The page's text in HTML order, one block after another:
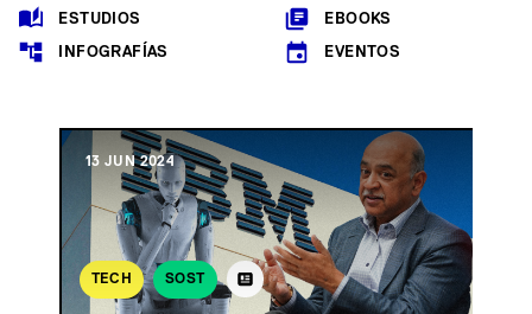
ESTUDIOS EBOOKS
INFOGRAFÍAS EVENTOS
TECH SOST
13 JUN 2024